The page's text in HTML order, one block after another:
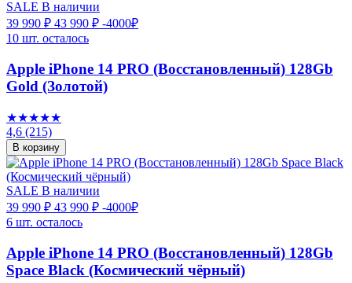
SALE В наличии
39 990 ₽ 43 990 ₽ -4000₽
10 шт. осталось
Apple iPhone 14 PRO (Восстановленный) 128Gb
Gold (Золотой)
★★★★★
4,6 (215)
В корзину
SALE В наличии
39 990 ₽ 43 990 ₽ -4000₽
6 шт. осталось
Apple iPhone 14 PRO (Восстановленный) 128Gb
Space Black (Космический чёрный)